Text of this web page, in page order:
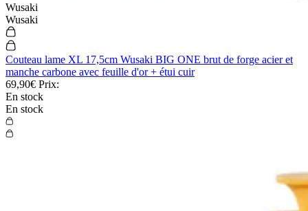
Wusaki
Wusaki
Couteau lame XL 17,5cm Wusaki BIG ONE brut de forge acier et
manche carbone avec feuille d'or + étui cuir
69,90€ Prix:
En stock
En stock